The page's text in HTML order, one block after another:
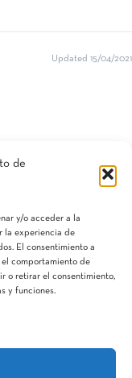
de
y/o acceder a la
la experiencia de
El consentimiento a
comportamiento de
o retirar el consentimiento,
y funciones.
Updated 15/04/2021